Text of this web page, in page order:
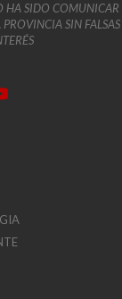
HA SIDO
PROVINCIA SIN